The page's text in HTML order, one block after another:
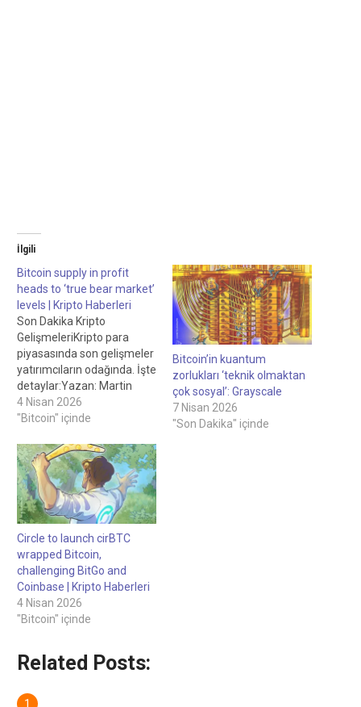
İlgili
Bitcoin supply in profit
heads to ‘true bear market’
levels | Kripto Haberleri
Son Dakika Kripto
GelişmeleriKripto para
piyasasında son gelişmeler
yatırımcıların odağında. İşte
detaylar:Yazan: Martin
Young, Personel Yazarı
İnceleyen: Felix Ng,
karda 'gerçek ayı piyasası'
seviyelerine doğru ilerliyor
03 Nisan 2026CryptoQuant
verileri şu anda zararda
olan 8,2 milyon Bitcoin
olduğunu gösteriyor ve bu
miktar hala 2022 ayı
piyasasında…
4 Nisan 2026
"Bitcoin" içinde
Bitcoin’in kuantum
zorlukları ‘teknik olmaktan
çok sosyal’: Grayscale
7 Nisan 2026
"Son Dakika" içinde
Circle to launch cirBTC
wrapped Bitcoin,
challenging BitGo and
Coinbase | Kripto Haberleri
4 Nisan 2026
"Bitcoin" içinde
Related Posts: